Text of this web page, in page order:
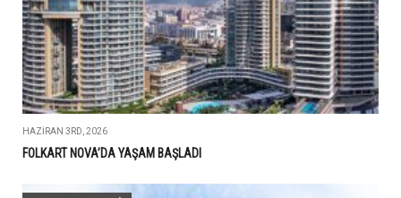
HAZIRAN 3RD, 2026
FOLKART NOVA’DA YAŞAM BAŞLADI